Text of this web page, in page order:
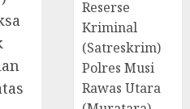
Reserse
Kriminal
(Satreskrim)
Polres Musi
Rawas Utara